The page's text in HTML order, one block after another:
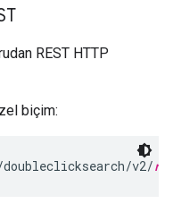
REST HTTP
biçim:
v2/